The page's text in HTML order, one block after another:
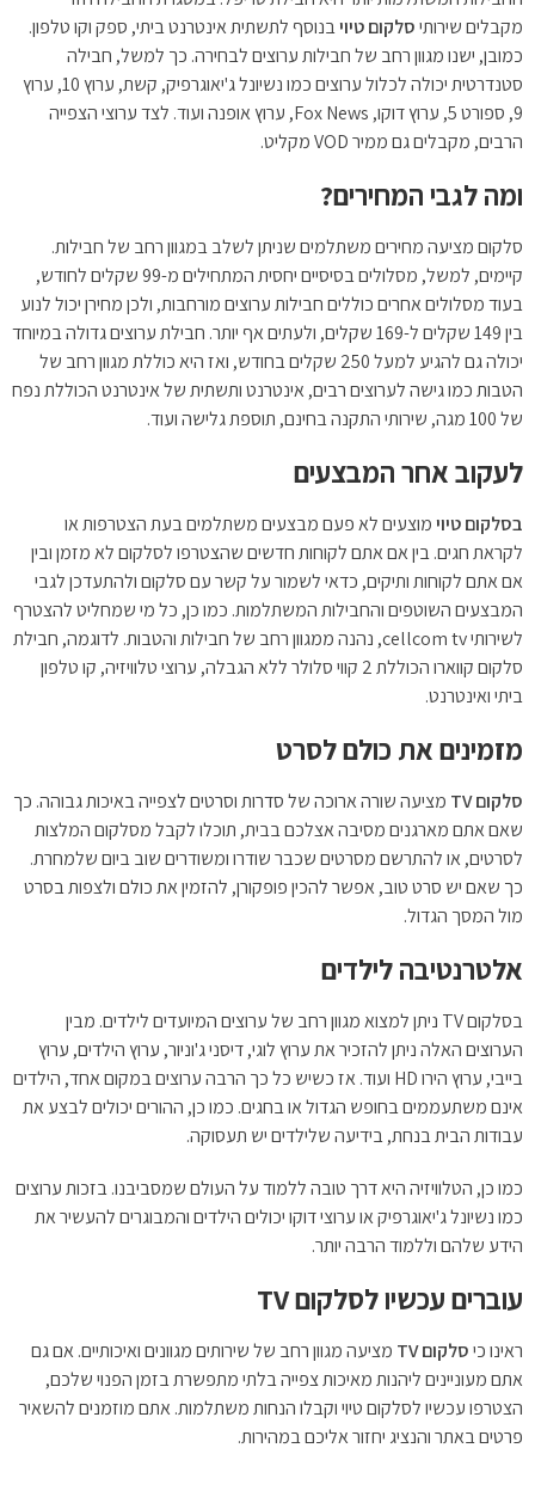
מקבלים שירותיסלקום טיויבנוסף לתשתית אינטרנט ביתי, ספק וקו טלפון.
כמובן, ישנו מגוון רחב של חבילות ערוצים לבחירה. כך למשל, חבילה
סטנדרטית יכולה לכלול ערוצים כמו נשיונל ג'יאוגרפיק, קשת, ערוץ 10, ערוץ
9, ספורט 5, ערוץ דוקו, Fox News, ערוץ אופנה ועוד. לצד ערוצי הצפייה
הרבים, מקבלים גם ממיר VOD מקליט.
ומה לגבי המחירים?
סלקום מציעה מחירים משתלמים שניתן לשלב במגוון רחב של חבילות.
קיימים, למשל, מסלולים בסיסיים יחסית המתחילים מ-99 שקלים לחודש,
בעוד מסלולים אחרים כוללים חבילות ערוצים מורחבות, ולכן מחירן יכול לנוע
בין 149 שקלים ל-169 שקלים, ולעתים אף יותר. חבילת ערוצים גדולה במיוחד
יכולה גם להגיע למעל 250 שקלים בחודש, ואז היא כוללת מגוון רחב של
הטבות כמו גישה לערוצים רבים, אינטרנט ותשתית של אינטרנט הכוללת נפח
של 100 מגה, שירותי התקנה בחינם, תוספת גלישה ועוד.
לעקוב אחר המבצעים
בסלקום טיוימוצעים לא פעם מבצעים משתלמים בעת הצטרפות או
לקראת חגים. בין אם אתם לקוחות חדשים שהצטרפו לסלקום לא מזמן ובין
אם אתם לקוחות ותיקים, כדאי לשמור על קשר עם סלקום ולהתעדכן לגבי
המבצעים השוטפים והחבילות המשתלמות. כמו כן, כל מי שמחליט להצטרף
לשירותי cellcom tv, נהנה ממגוון רחב של חבילות והטבות. לדוגמה, חבילת
סלקום קווארו הכוללת 2 קווי סלולר ללא הגבלה, ערוצי טלוויזיה, קו טלפון
ביתי ואינטרנט.
מזמינים את כולם לסרט
סלקוםTV מציעה שורה ארוכה של סדרות וסרטים לצפייה באיכות גבוהה. כך
שאם אתם מארגנים מסיבה אצלכם בבית, תוכלו לקבל מסלקום המלצות
לסרטים, או להתרשם מסרטים שכבר שודרו ומשודרים שוב ביום שלמחרת.
כך שאם יש סרט טוב, אפשר להכין פופקורן, להזמין את כולם ולצפות בסרט
מול המסך הגדול.
אלטרנטיבה לילדים
בסלקום TV ניתן למצוא מגוון רחב של ערוצים המיועדים לילדים. מבין
הערוצים האלה ניתן להזכיר את ערוץ לוגי, דיסני ג'וניור, ערוץ הילדים, ערוץ
בייבי, ערוץ הירו HD ועוד. אז כשיש כל כך הרבה ערוצים במקום אחד, הילדים
אינם משתעממים בחופש הגדול או בחגים. כמו כן, ההורים יכולים לבצע את
עבודות הבית בנחת, בידיעה שלילדים יש תעסוקה.
כמו כן, הטלוויזיה היא דרך טובה ללמוד על העולם שמסביבנו. בזכות ערוצים
כמו נשיונל ג'יאוגרפיק או ערוצי דוקו יכולים הילדים והמבוגרים להעשיר את
הידע שלהם וללמוד הרבה יותר.
עוברים עכשיו לסלקום TV
ראינו כיסלקוםTV מציעה מגוון רחב של שירותים מגוונים ואיכותיים. אם גם
אתם מעוניינים ליהנות מאיכות צפייה בלתי מתפשרת בזמן הפנוי שלכם,
הצטרפו עכשיו לסלקום טיוי וקבלו הנחות משתלמות. אתם מוזמנים להשאיר
פרטים באתר והנציג יחזור אליכם במהירות.